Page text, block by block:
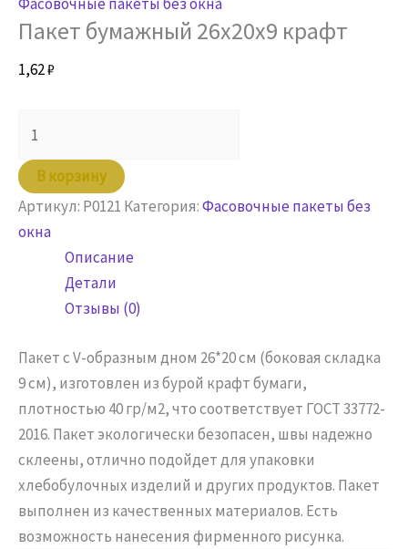
Пакет бумажный 26х20х9 крафт
1,62₽
товара
Пакет
бумажный
В корзину
Артикул: P0121 Категория:Фасовочные пакеты без
окна
Описание
Детали
Отзывы (0)
Пакет с V-образным дном 26*20 см (боковая складка
9 см), изготовлен из бурой крафт бумаги,
плотностью 40 гр/м2, что соответствует ГОСТ 33772-
2016. Пакет экологически безопасен, швы надежно
склеены, отлично подойдет для упаковки
хлебобулочных изделий и других продуктов. Пакет
выполнен из качественных материалов. Есть
возможность нанесения фирменного рисунка.